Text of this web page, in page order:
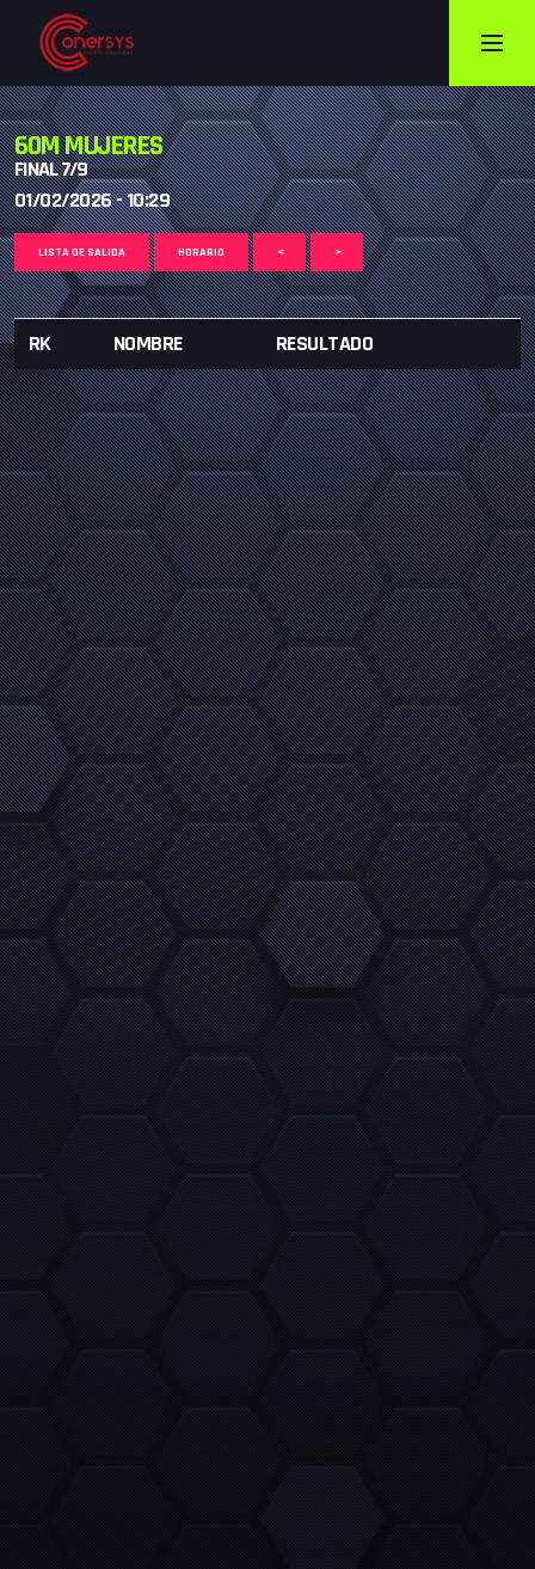
60M MUJERES
FINAL 7/9
01/02/2026 - 10:29
LISTA DE SALIDA HORARIO < >
RK NOMBRE RESULTADO